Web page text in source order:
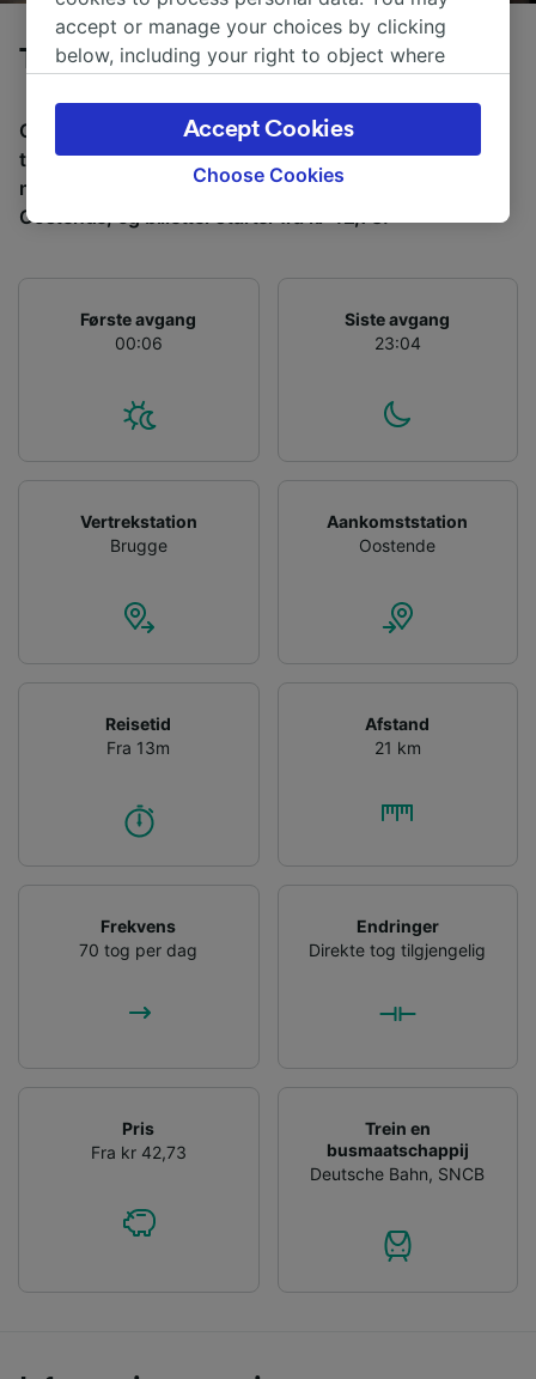
Tog fra Brugge til Oostende
Gjennomsnittlig tid å reise fra Brugge til Oostende med
tog er 13m, over en avstand på rundt 21 km. Det er
normalt 70 tog per dag som reiser fra Brugge til
Oostende, og billetter starter fra kr 42,73.
Første avgang
00:06
Siste avgang
23:04
Vertrekstation
Brugge
Aankomststation
Oostende
Reisetid
Fra 13m
Afstand
21 km
Frekvens
70 tog per dag
Endringer
Direkte tog tilgjengelig
Pris
Fra kr 42,73
Trein en
busmaatschappij
Deutsche Bahn, SNCB
accept or manage your choices by clicking
below, including your right to object where
the privacy policy page. These choices will be
signaled to our partners and will not affect
browsing data. Your data will not be used for
track you.
We and our partners process data to provide:
device characteristics for identification. Store
and/or access information on a device.
advertising and content measurement,
audience research and services development.
List of Partners
Choose Cookies
Accept Cookies